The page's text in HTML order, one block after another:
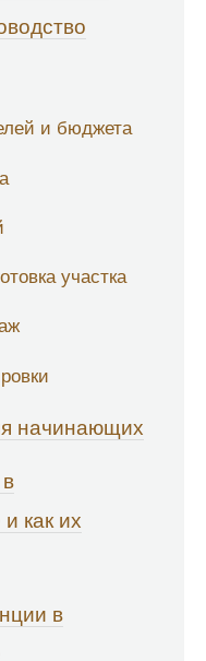
и бюджета
участка
начинающих
как их
в